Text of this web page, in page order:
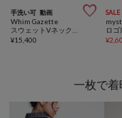
手洗い可 動画 
Whim Gazette
¥15,400
SALE
¥
一枚で